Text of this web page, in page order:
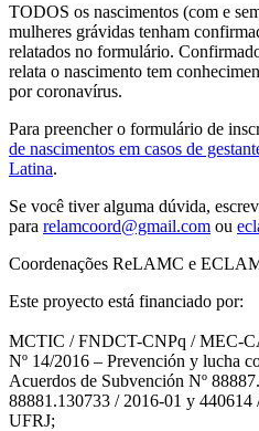
TODOS os nascimentos (com e
mulheres grávidas tenham
relatados no formulário.
relata o nascimento tem
por coronavírus.
Para preencher o formulário de
de nascimentos em casos de
Latina.
Se você tiver alguma dúvida,
para relamcoord@gmail.com ou
Coordenações ReLAMC e
Este proyecto está financiado por:
MCTIC / FNDCT-CNPq / MEC-
Nº 14/2016 – Prevención y lucha
Acuerdos de Subvención Nº
88881.130733 / 2016-01 y 440614
UFRJ;